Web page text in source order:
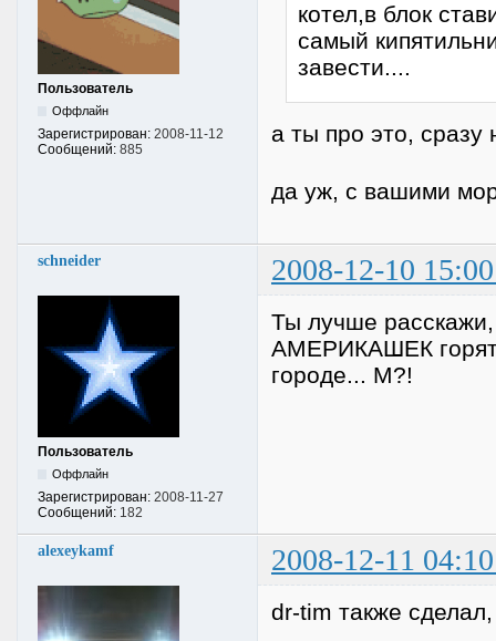
Пользователь
Оффлайн
Зарегистрирован: 2008-11-12
Сообщений: 885
котел,в блок
самый
завести....
а ты про это,
да уж, с вашими
schneider 2008-12-10
Пользователь
Оффлайн
Зарегистрирован: 2008-11-27
Сообщений: 182
Ты лучше расскажи,
АМЕРИКАШЕК
городе... М?!
alexeykamf 2008-12-11
dr-tim также